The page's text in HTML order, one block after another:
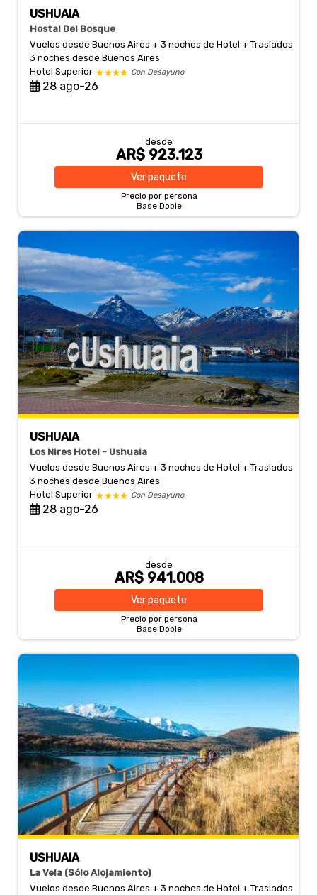
USHUAIA
Hostal Del Bosque
Vuelos desde Buenos Aires + 3 noches de Hotel + Traslados
3 nochesdesde Buenos Aires
Hotel Superior
Con Desayuno
28 ago-26
desde
AR$ 923.123
Verpaquete
Precio por persona
Base Doble
USHUAIA
Los Nires Hotel - Ushuaia
Vuelos desde Buenos Aires + 3 noches de Hotel + Traslados
3 nochesdesde Buenos Aires
Hotel Superior
Con Desayuno
28 ago-26
desde
AR$ 941.008
Verpaquete
Precio por persona
Base Doble
USHUAIA
La Vela (Sólo Alojamiento)
Vuelos desde Buenos Aires + 3 noches de Hotel + Traslados